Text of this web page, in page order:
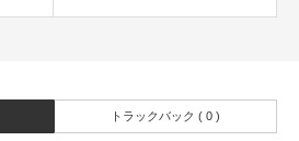
トラックバック ( 0 )